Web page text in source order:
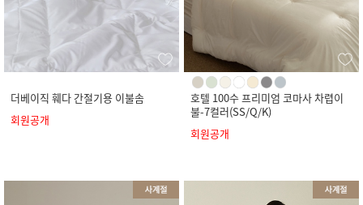
더베이직 훼다 간절기용 이불솜
회원공개
호텔 100수 프리미엄 코마사 차렵이
불-7컬러(SS/Q/K)
회원공개